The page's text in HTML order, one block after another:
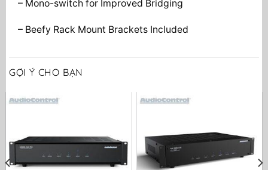
– Mono-switch for Improved Bridging
– Beefy Rack Mount Brackets Included
GỢI Ý CHO BẠN